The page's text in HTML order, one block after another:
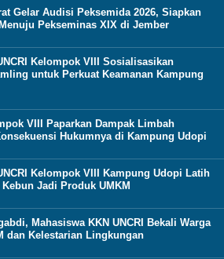
Gelar Audisi Peksemida 2026, Siapkan
Pekseminas XIX di Jember
Kelompok VIII Sosialisasikan
untuk Perkuat Keamanan Kampung
VIII Paparkan Dampak Limbah
Hukumnya di Kampung Udopi
Kelompok VIII Kampung Udopi Latih
Jadi Produk UMKM
Mahasiswa KKN UNCRI Bekali Warga
dan Kelestarian Lingkungan